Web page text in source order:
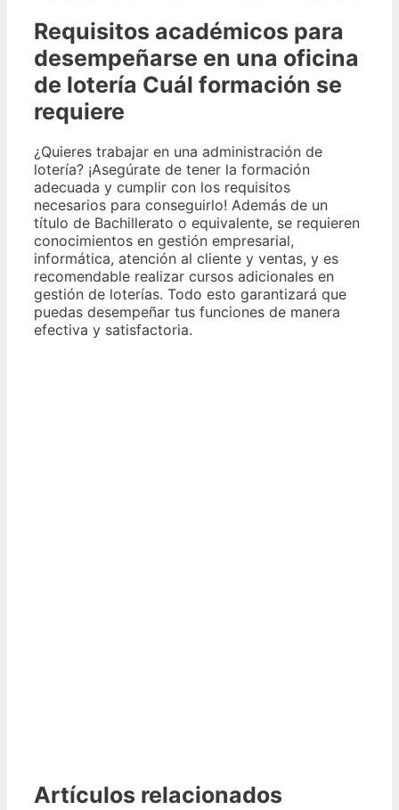
Requisitos académicos para
desempeñarse en una oficina
de lotería Cuál formación se
requiere
¿Quieres trabajar en una administración de
lotería? ¡Asegúrate de tener la formación
adecuada y cumplir con los requisitos
necesarios para conseguirlo! Además de un
título de Bachillerato o equivalente, se requieren
conocimientos en gestión empresarial,
informática, atención al cliente y ventas, y es
recomendable realizar cursos adicionales en
gestión de loterías. Todo esto garantizará que
puedas desempeñar tus funciones de manera
efectiva y satisfactoria.
Artículos relacionados